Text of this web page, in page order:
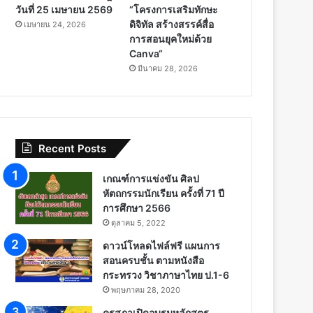
วันที่ 25 เมษายน 2569
เมษายน 24, 2026
“โครงการเสริมทักษะ
ดิจิทัล สร้างสรรค์สื่อ
การสอนยุคใหม่ด้วย
Canva“
มีนาคม 28, 2026
Recent Posts
เกณฑ์การแข่งขัน ศิลป
หัตถกรรมนักเรียน ครั้งที่ 71 ปี
การศึกษา 2566
ตุลาคม 5, 2022
ดาวน์โหลดไฟล์ฟรี แผนการ
สอนครบชั้น ตามหนังสือ
กระทรวง วิชาภาษาไทย ป.1-6
พฤษภาคม 28, 2020